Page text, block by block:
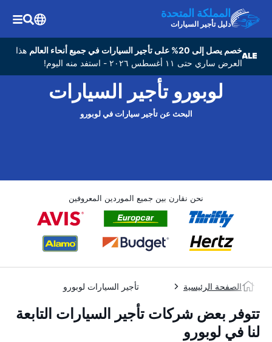
المملكة المتحدة
دليل تأجير السيارات
خصم يصل إلى 20% على تأجير السيارات في جميع أنحاء العالم
هذا
العرض ساري حتى ١١ أغسطس ٢٠٢٦ - استفد منه اليوم!
لوبورو تأجير السيارات
البحث عن تأجير سيارات في لوبورو
نحن نقارن بين جميع الموردين المعروفين
الصفحة الرئيسية تأجير السيارات لوبورو
تتوفر بعض شركات تأجير السيارات التابعة
لنا في لوبورو